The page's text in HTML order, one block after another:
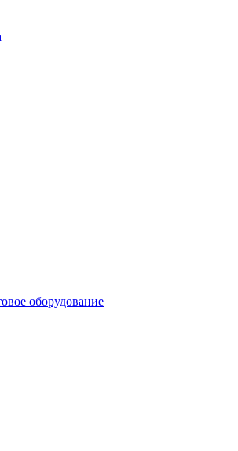
оборудование